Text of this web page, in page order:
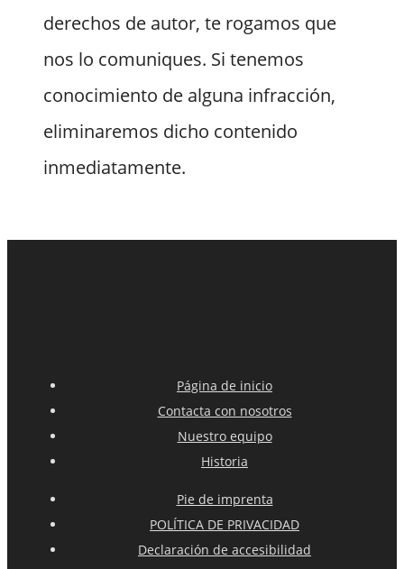
derechos de autor, te rogamos que
nos lo comuniques. Si tenemos
conocimiento de alguna infracción,
eliminaremos dicho contenido
inmediatamente.
Página de inicio
Contacta con nosotros
Nuestro equipo
Historia
Pie de imprenta
POLÍTICA DE PRIVACIDAD
Declaración de accesibilidad